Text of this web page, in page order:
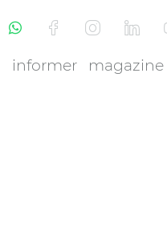
informer magazine